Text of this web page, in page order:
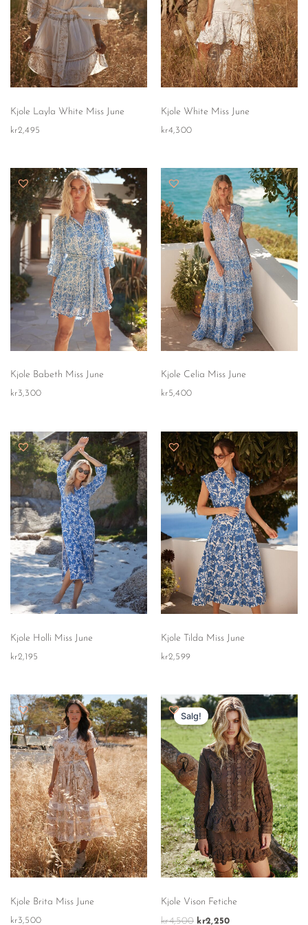
Kjole Layla White Miss June
kr2,495
Kjole White Miss June
kr4,300
Kjole Babeth Miss June
kr3,300
Kjole Celia Miss June
kr5,400
Kjole Holli Miss June
kr2,195
Kjole Tilda Miss June
kr2,599
Kjole Brita Miss June
kr3,500
Salg!
Kjole Vison Fetiche
kr4,500
Opprinnelig
pris
var:
kr4,500.
kr2,250
Nåværende
pris
er:
kr2,250.